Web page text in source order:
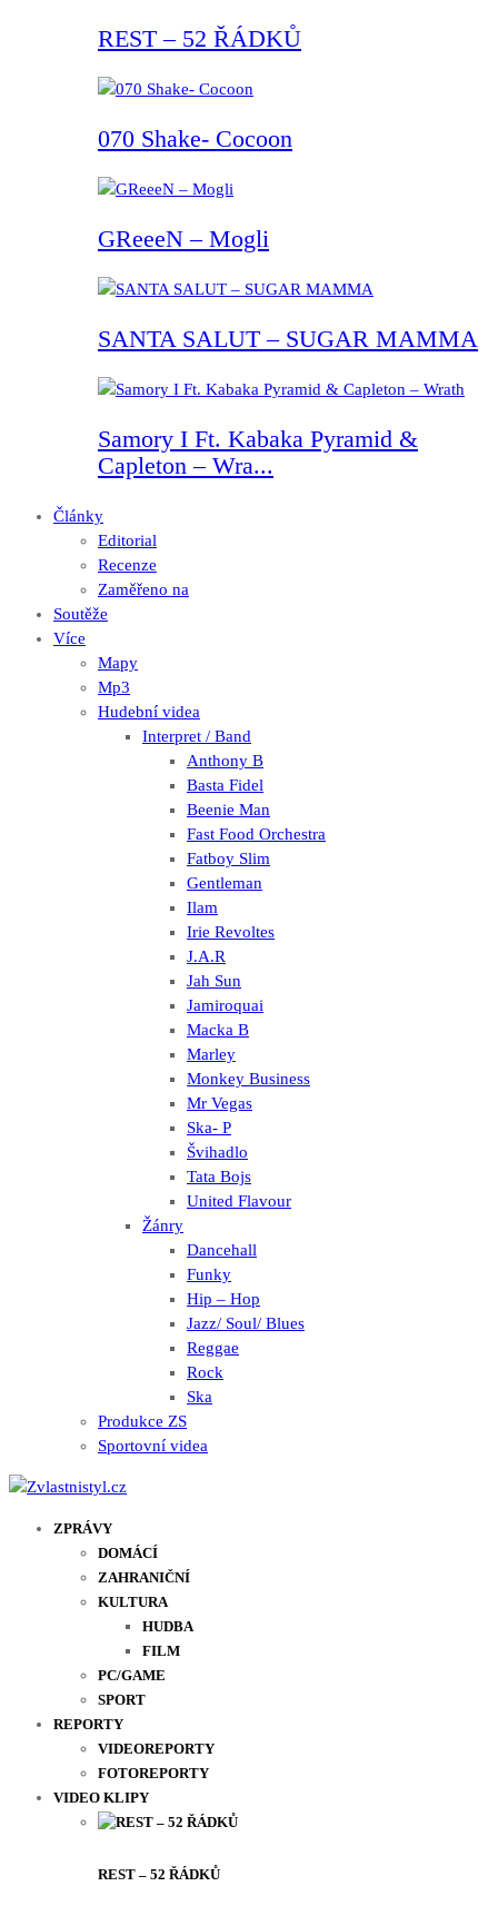
REST – 52 ŘÁDKŮ
070 Shake- Cocoon
GReeeN – Mogli
SANTA SALUT – SUGAR MAMMA
Samory I Ft. Kabaka Pyramid &
Capleton – Wra...
Články
Editorial
Recenze
Zaměřeno na
Soutěže
Více
Mapy
Mp3
Hudební videa
Interpret / Band
Anthony B
Basta Fidel
Beenie Man
Fast Food Orchestra
Fatboy Slim
Gentleman
Ilam
Irie Revoltes
J.A.R
Jah Sun
Jamiroquai
Macka B
Marley
Monkey Business
Mr Vegas
Ska- P
Švihadlo
Tata Bojs
United Flavour
Žánry
Dancehall
Funky
Hip – Hop
Jazz/ Soul/ Blues
Reggae
Rock
Ska
Produkce ZS
Sportovní videa
ZPRÁVY
DOMÁCÍ
ZAHRANIČNÍ
KULTURA
HUDBA
FILM
PC/GAME
SPORT
REPORTY
VIDEOREPORTY
FOTOREPORTY
VIDEO KLIPY
REST – 52 ŘÁDKŮ